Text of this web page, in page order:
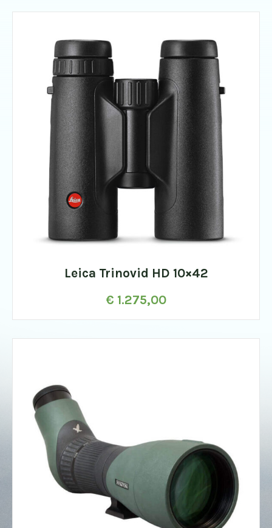
Leica Trinovid HD 10×42
€ 1.275,00